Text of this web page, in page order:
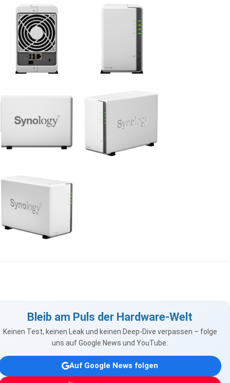
Bleib am Puls der Hardware-Welt
Keinen Test, keinen Leak und keinen Deep-Dive verpassen – folge
uns auf Google News und YouTube.
Auf Google News folgen